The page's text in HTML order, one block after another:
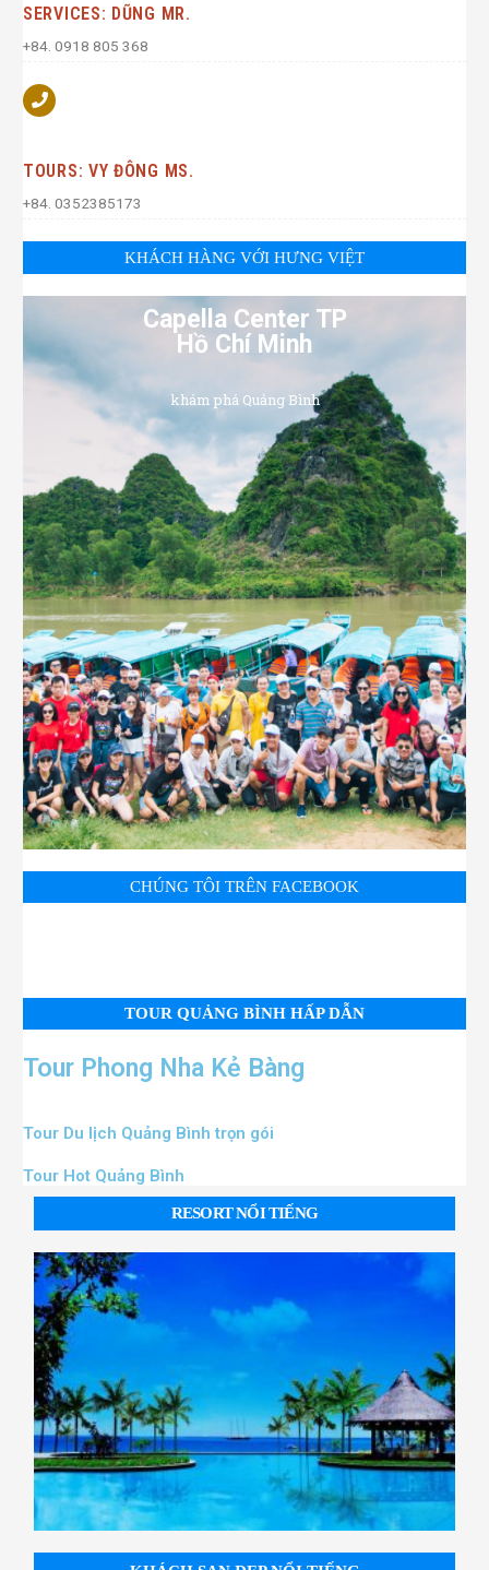
SERVICES: DŨNG MR.
+84. 0918 805 368
TOURS: VY ĐÔNG MS.
+84. 0352385173
KHÁCH HÀNG VỚI HƯNG VIỆT
Capella Center TP
Hồ Chí Minh
khám phá Quảng Bình
CHÚNG TÔI TRÊN FACEBOOK
TOUR QUẢNG BÌNH HẤP DẪN
Tour Phong Nha Kẻ Bàng
Tour Du lịch Quảng Bình trọn gói
Tour Hot Quảng Bình
RESORT NỔI TIẾNG